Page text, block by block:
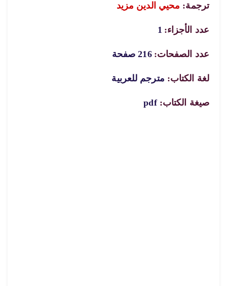
ترجمة: محيي الدين مزيد
عدد الأجزاء: 1
عدد الصفحات: 216 صفحة
لغة الكتاب: مترجم للعربية
صيغة الكتاب: pdf